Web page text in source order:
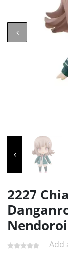
2227
Add